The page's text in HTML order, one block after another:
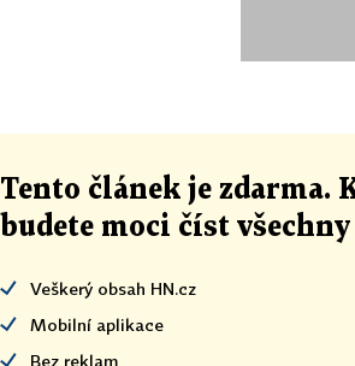
Tento článek je zdarma.
budete moci číst
Veškerý obsah HN.cz
Mobilní aplikace
Bez reklam